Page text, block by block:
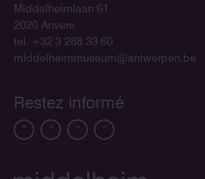
Middelheimlaan 61
2020 Anvers
tel. +32 3 288 33 60
middelheimmuseum@antwerpen.be
Restez informé